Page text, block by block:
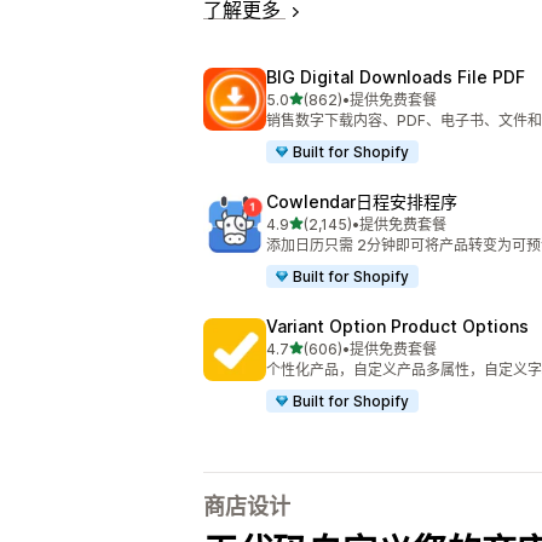
了解更多
BIG Digital Downloads File PDF
5.0星（满分 5 星）
(862)
总共 862 条评论
•提供免费套餐
销售数字下载内容、PDF、电子书、文件
Built for Shopify
Cowlendar日程安排程序
4.9星（满分 5 星）
(2,145)
总共 2145 条评论
•提供免费套餐
添加日历只需 2分钟即可将产品转变为可
Built for Shopify
Variant Option Product Options
4.7星（满分 5 星）
(606)
总共 606 条评论
•提供免费套餐
个性化产品，自定义产品多属性，自定义
Built for Shopify
商店设计